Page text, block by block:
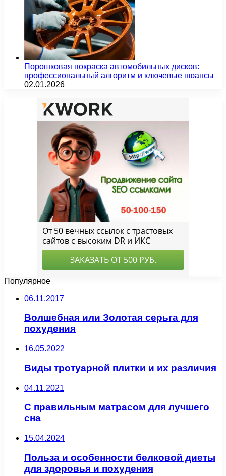
Порошковая покраска автомобильных дисков:
профессиональный алгоритм и ключевые нюансы
02.01.2026
Популярное
06.11.2017
Волшебная или Золотая серьга для
похудения
16.05.2022
Виды тротуарной плитки и их различия
04.11.2021
С правильным матрасом для лучшего
сна
15.04.2024
Польза и особенности белковой диеты
для здоровья и похудения